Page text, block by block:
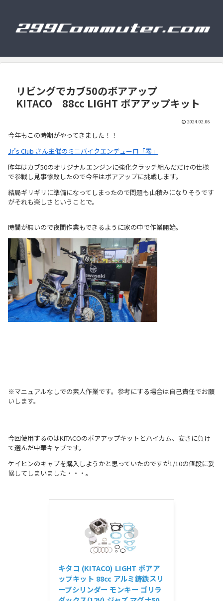
リビングでカブ50のボアアップ
KITACO 88cc LIGHT ボアアップキット
2024.02.06
今年もこの時期がやってきました！！
Jr’s Club さん主催のミニバイクエンデューロ「零」
昨年はカブ50のオリジナルエンジンに強化クラッチ組んだだけの仕様
で参戦し見事惨敗したので今年はボアアップに挑戦します。
結局ギリギリに準備になってしまったので問題も山積みになりそうです
がそれも楽しさということで。
時間が無いので夜間作業もできるように家の中で作業開始。
※マニュアルなしでの素人作業です。参考にする場合は自己責任でお願
いします。
今回使用するのはKITACOのボアアップキットとハイカム、安さに負け
て選んだ中華キャブです。
ケイヒンのキャブを購入しようかと思っていたのですが1/10の値段に妥
協してしまいました・・・。
キタコ (KITACO) LIGHT ボアア
ップキット 88cc アルミ鋳鉄スリ
ーブシリンダー モンキー ゴリラ